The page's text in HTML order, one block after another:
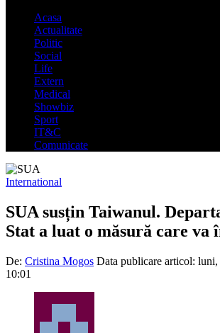
Acasa
Actualitate
Politic
Social
Life
Extern
Medical
Showbiz
Sport
IT&C
Comunicate
International
SUA susțin Taiwanul.
Stat a luat o măsură care va
De: Cristina Mogos Data publicare articol: luni,
10:01